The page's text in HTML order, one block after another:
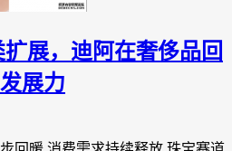
展，迪阿在奢侈品回
展力